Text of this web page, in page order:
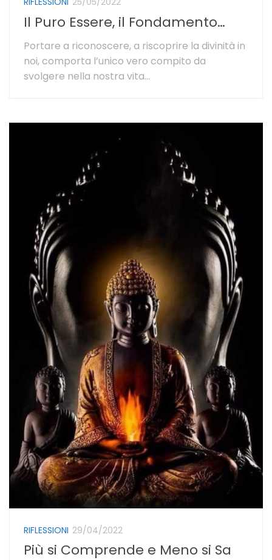
Il Puro Essere, il Fondamento…
Portare a riconoscere, a riscoprire la divinità in
noi, comporta l’unico vero compito da
svolgere nella nostra vita…
RIFLESSIONI 29/04/2022
Più si Comprende e Meno si Sa